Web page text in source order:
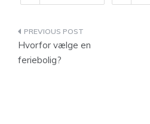
Indlægsnavigation
Hvorfor vælge en
feriebolig?